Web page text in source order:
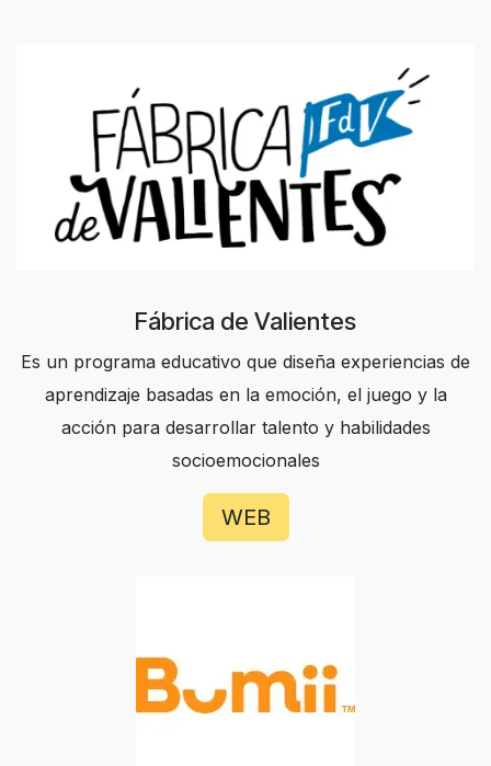
Fábrica de Valientes
Es un programa educativo que diseña experiencias de
aprendizaje basadas en la emoción, el juego y la
acción para desarrollar talento y habilidades
socioemocionales
WEB